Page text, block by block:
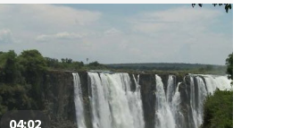
a státy se špatnou odpadovou
politikou.
04:02